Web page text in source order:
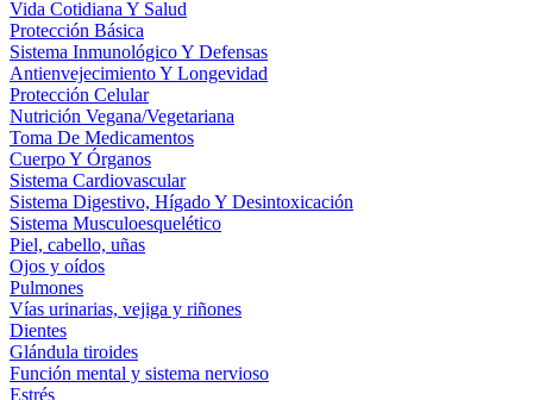
Vida Cotidiana Y Salud
Protección Básica
Sistema Inmunológico Y Defensas
Antienvejecimiento Y Longevidad
Protección Celular
Nutrición Vegana/Vegetariana
Toma De Medicamentos
Cuerpo Y Órganos
Sistema Cardiovascular
Sistema Digestivo, Hígado Y Desintoxicación
Sistema Musculoesquelético
Piel, cabello, uñas
Ojos y oídos
Pulmones
Vías urinarias, vejiga y riñones
Dientes
Glándula tiroides
Función mental y sistema nervioso
Estrés